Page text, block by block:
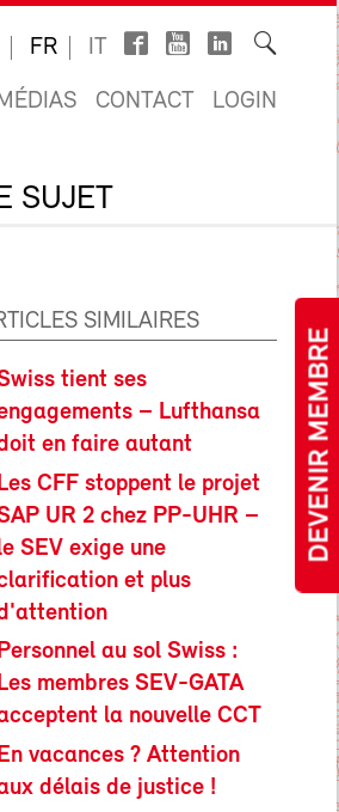
DEVENIR MEMBRE
FR IT
CONTACT LOGIN
SUJET
SIMILAIRES
tient ses
– Lufthansa
en faire autant
Les CFF stoppent le projet
UR 2 chez PP-UHR –
SEV exige une
et plus
au sol Swiss :
membres SEV-GATA
la nouvelle CCT
En vacances ? Attention
délais de justice !